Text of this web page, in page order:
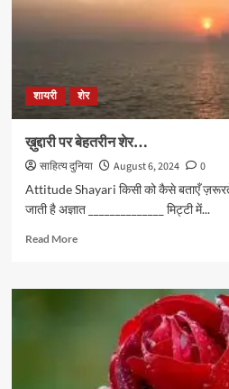
शायरी शेर
ख़ुद्दारी पर बेहतरीन शेर…
साहित्य दुनिया August 6, 2024
0
Attitude Shayari किसी को कैसे बताएँ
जाती है अज्ञात ______________ मिट्टी में...
Read MoreRead
ख़ुद्दारी